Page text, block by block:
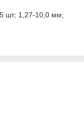
шт; 1,27-10,0 мм;